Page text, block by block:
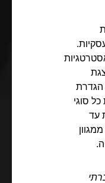
הגדרת
סוגי
עד